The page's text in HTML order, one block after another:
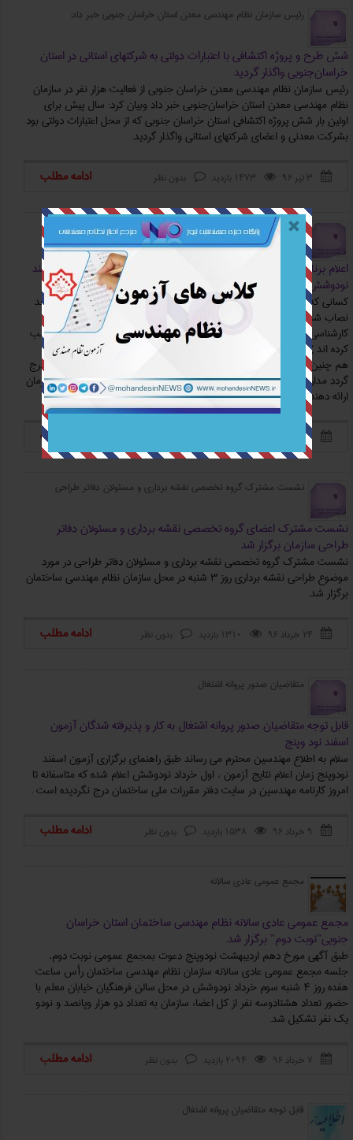
رئیس سازمان نظام مهندسی معدن استان خراسان جنوبی خبر داد:
شش طرح و پروژه اکتشافی با اعتبارات دولتی به شرکتهای استانی در استان
خراسان‌جنوبی واگذار گردید
رئیس سازمان نظام مهندسی معدن خراسان جنوبی از فعالیت هزار نفر در سازمان
نظام مهندسی معدن استان خراسان‌جنوبی خبر داد وبیان کرد: سال پیش برای
اولین بار شش پروژه‌ اکتشافی استان خراسان جنوبی که از محل اعتبارات دولتی بود
بشرکت معدنی و اعضای شرکتهای استانی واگذار گردید.
 ۳ تیر ۹۶  1473 بازدید  بدون نظر ادامه مطلب
اعلام برنامه زمان بندی مراجعه به سازمان
اعلام برنامه زمان بندی مراجعه به سازمان نظام مهندسی قبولی آزمون اسفند
نودوشش
کسانی که با مدرک تحصیلی جدید در آزمون شرکت کرده اندو موفق بکسب حد
نصاب شده اند (مانند کسانی که دارای پروانه معماری بوده اند و با مدرک
کارشناسی ارشد در رشته شهرسازی ،حد نصاب قبولی در آزمون شهرسازی را کسب
کرده اند )
هم چنین متقاضیانی که تمایل دارند مدارک با پایه های بالاتر در پروانه ایشان درج
گردد مدارک کارشناسی ارشد و یا دکترا خود را جهت استعلام از دانشگاهها بسازمان
ارائه دهند.
 ۲۸ خرداد ۹۶ ادامه مطلب
نشست مشترک گروه تخصصی نقشه برداری و مسئولان دفاتر طراحی
نشست مشترک اعضای گروه تخصصی نقشه برداری و مسئولان دفاتر
طراحی سازمان برگزار شد
نشست مشترک گروه تخصصی نقشه برداری و مسئولان دفاتر طراحی در مورد
موضوع طراحی نقشه برداری روز 3 شنبه در محل سازمان نظام مهندسی ساختمان
برگزار شد.
 ۲۴ خرداد ۹۶  1310 بازدید  بدون نظر ادامه مطلب
متقاضیان صدور پروانه اشتغال
قابل توجه متقاضیان صدور پروانه اشتغال به کار و پذیرفته شدگان آزمون
اسفند نود وپنج
سلام به اطلاع مهندسین محترم می رساند طبق راهنمای برگزاری آزمون اسفند
نودوپنج زمان اعلام نتایج آزمون ، اول خرداد نودوشش اعلام شده که متاسفانه تا
امروز کارنامه مهندسین در سایت دفتر مقررات ملی ساختمان درج نگردیده است .
 ۹ خرداد ۹۶  1538 بازدید  بدون نظر ادامه مطلب
مجمع عمومی عادی سالانه
مجمع عمومی عادی سالانه نظام مهندسی ساختمان استان خراسان
جنوبی”نوبت دوم” برگزار شد.
طبق آگهی مورخ دهم اردیبهشت نودوپنج دعوت بمجمع عمومی نوبت دوم،
جلسه مجمع عمومی عادی سالانه سازمان نظام مهندسی ساختمان رأس ساعت
هفده روز 4 شنبه سوم خرداد نودوشش در محل سالن فرهنگیان خیابان معلم با
حضور تعداد هشتادوسه نفر از کل اعضاء سازمان به تعداد دو هزار وپانصد و نودو
یک نفر تشکیل شد.
 ۷ خرداد ۹۶  2094 بازدید  بدون نظر ادامه مطلب
قابل توجه متقاضیان پروانه اشتغال